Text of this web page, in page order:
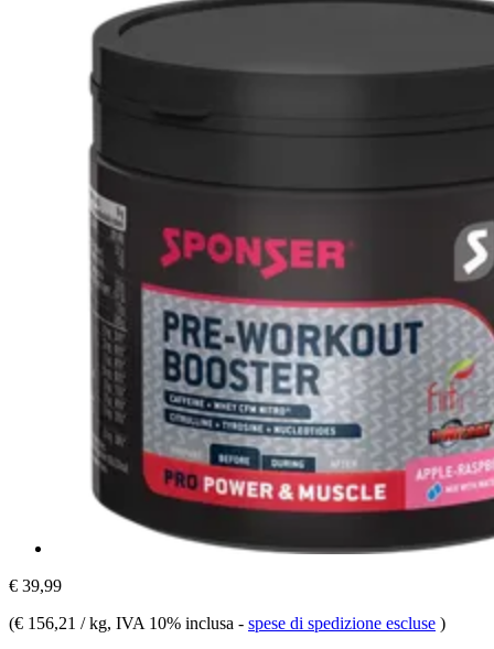
€ 39,99
(€ 156,21 / kg, IVA 10% inclusa - spese di spedizione escluse )